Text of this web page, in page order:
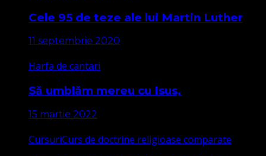
Cele 95 de teze ale lui Martin Luther
11 septembrie 2020
Harfa de cantari
Să umblăm mereu cu Isus,
15 martie 2022
CursuriCurs de doctrine religioase comparate